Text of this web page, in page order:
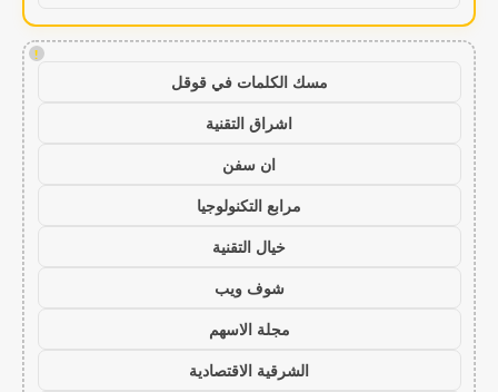
!
مسك الكلمات في قوقل
اشراق التقنية
ان سفن
مرابع التكنولوجيا
خيال التقنية
شوف ويب
مجلة الاسهم
الشرقية الاقتصادية